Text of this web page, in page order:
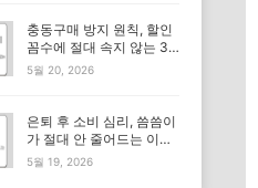
충동구매 방지 원칙, 할인
꼼수에 절대 속지 않는 3
가지 기준
5월 20, 2026
은퇴 후 소비 심리, 씀씀이
가 절대 안 줄어드는 이유
뭘까요?
5월 19, 2026